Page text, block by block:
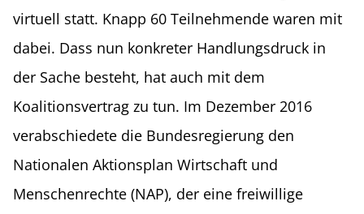
virtuell statt. Knapp 60 Teilnehmende waren mit
dabei. Dass nun konkreter Handlungsdruck in
der Sache besteht, hat auch mit dem
Koalitionsvertrag zu tun. Im Dezember 2016
verabschiedete die Bundesregierung den
Nationalen Aktionsplan Wirtschaft und
Menschenrechte (NAP), der eine freiwillige